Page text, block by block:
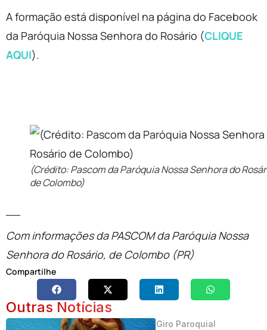
A formação está disponível na página do Facebook
da Paróquia Nossa Senhora do Rosário (CLIQUE
AQUI).
(Crédito: Pascom da Paróquia Nossa Senhora do
de Colombo)
Com informações da PASCOM da Paróquia Nossa
Senhora do Rosário, de Colombo (PR)
Compartilhe
Outras Notícias
Giro Paroquial